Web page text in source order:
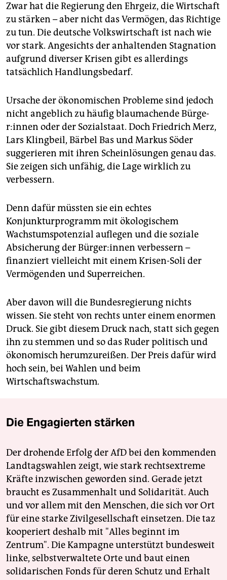
Zwar hat die Regierung den Ehrgeiz, die Wirtschaft
zu stärken – aber nicht das Vermögen, das Richtige
zu tun. Die deutsche Volkswirtschaft ist nach wie
vor stark. Angesichts der anhaltenden Stagnation
aufgrund diverser Krisen gibt es allerdings
tatsächlich Handlungsbedarf.
Ursache der ökonomischen Probleme sind jedoch
nicht angeblich zu häufig blaumachende Bür­ge­
r:in­nen oder der Sozialstaat. Doch Friedrich Merz,
Lars Klingbeil, Bärbel Bas und Markus Söder
suggerieren mit ihren Scheinlösungen genau das.
Sie zeigen sich unfähig, die Lage wirklich zu
verbessern.
Denn dafür müssten sie ein echtes
Konjunkturprogramm mit ökologischem
Wachstumspotenzial auflegen und die soziale
Absicherung der Bür­ge­r:in­nen verbessern –
finanziert vielleicht mit einem Krisen-Soli der
Vermögenden und Superreichen.
Aber davon will die Bundesregierung nichts
wissen. Sie steht von rechts unter einem enormen
Druck. Sie gibt diesem Druck nach, statt sich gegen
ihn zu stemmen und so das Ruder politisch und
ökonomisch herumzureißen. Der Preis dafür wird
hoch sein, bei Wahlen und beim
Wirtschaftswachstum.
Die Engagierten stärken
Der drohende Erfolg der AfD bei den kommenden
Landtagswahlen zeigt, wie stark rechtsextreme
Kräfte inzwischen geworden sind. Gerade jetzt
braucht es Zusammenhalt und Solidarität. Auch
und vor allem mit den Menschen, die sich vor Ort
für eine starke Zivilgesellschaft einsetzen. Die taz
kooperiert deshalb mit "Alles beginnt im
Zentrum". Die Kampagne unterstützt bundesweit
linke, selbstverwaltete Orte und baut einen
solidarischen Fonds für deren Schutz und Erhalt